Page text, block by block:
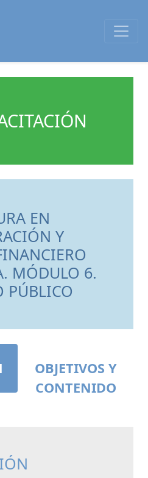
EN
Y
MÓDULO 6.
PÚBLICO
OBJETIVOS Y
CONTENIDO